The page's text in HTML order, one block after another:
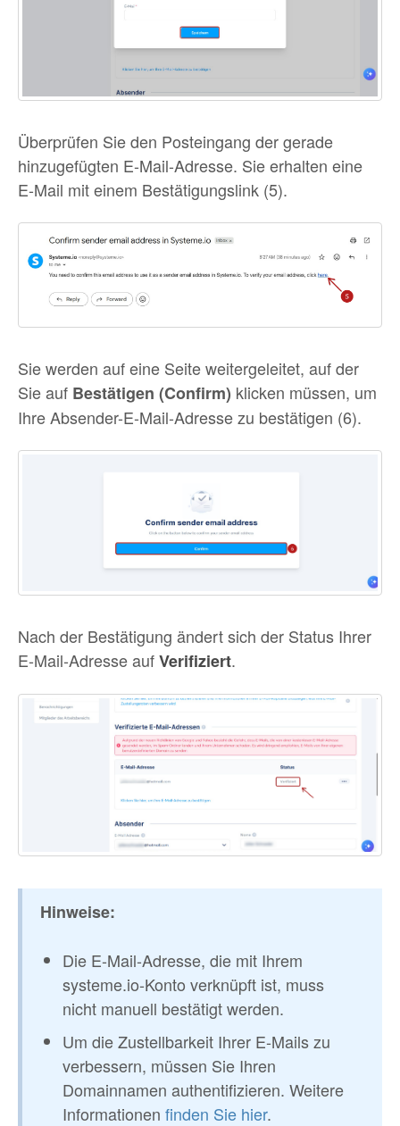
Überprüfen Sie den Posteingang der gerade
hinzugefügten E-Mail-Adresse. Sie erhalten eine
E-Mail mit einem Bestätigungslink (5).
Sie werden auf eine Seite weitergeleitet, auf der
Sie auf Bestätigen (Confirm) klicken müssen, um
Ihre Absender-E-Mail-Adresse zu bestätigen (6).
Nach der Bestätigung ändert sich der Status Ihrer
E-Mail-Adresse aufVerifiziert.
Hinweise:
Die E-Mail-Adresse, die mit Ihrem
systeme.io-Konto verknüpft ist, muss
nicht manuell bestätigt werden.
Um die Zustellbarkeit Ihrer E-Mails zu
verbessern, müssen Sie Ihren
Domainnamen authentifizieren. Weitere
Informationen finden Sie hier.